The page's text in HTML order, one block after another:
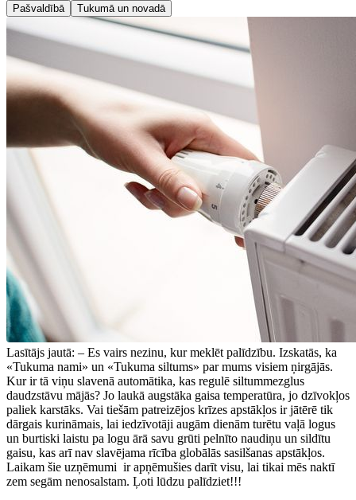
Pašvaldībā Tukumā un novadā
Lasītājs jautā: – Es vairs nezinu, kur meklēt palīdzību. Izskatās, ka
«Tukuma nami» un «Tukuma siltums» par mums visiem ņirgājās.
Kur ir tā viņu slavenā automātika, kas regulē siltummezglus
daudzstāvu mājās? Jo laukā augstāka gaisa temperatūra, jo dzīvokļos
paliek karstāks. Vai tiešām patreizējos krīzes apstākļos ir jātērē tik
dārgais kurināmais, lai iedzīvotāji augām dienām turētu vaļā logus
un burtiski laistu pa logu ārā savu grūti pelnīto naudiņu un sildītu
gaisu, kas arī nav slavējama rīcība globālās sasilšanas apstākļos.
Laikam šie uzņēmumi ir apņēmušies darīt visu, lai tikai mēs naktī
zem segām nenosalstam. Ļoti lūdzu palīdziet!!!